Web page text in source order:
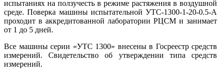
испытаниях на ползучесть в режиме растяжения в воздушной
среде. Поверка машины испытательной УТС-1300-1-20-0.5-А
проходит в аккредитованной лаборатории РЦСМ и занимает
от 1 до 5 дней.
Все машины серии «УТС 1300» внесены в Госреестр средств
измерений. Свидетельство об утверждении типа средств
измерений.